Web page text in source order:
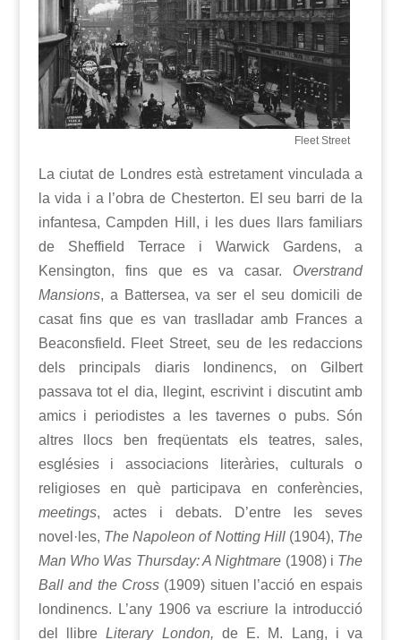
Fleet Street
La ciutat de Londres està estretament vinculada a
la vida i a l’obra de Chesterton. El seu barri de la
infantesa, Campden Hill, i les dues llars familiars
de Sheffield Terrace i Warwick Gardens, a
Kensington, fins que es va casar. Overstrand
Mansions, a Battersea, va ser el seu domicili de
casat fins que es van traslladar amb Frances a
Beaconsfield. Fleet Street, seu de les redaccions
dels principals diaris londinencs, on Gilbert
passava tot el dia, llegint, escrivint i discutint amb
amics i periodistes a les tavernes o pubs. Són
altres llocs ben freqüentats els teatres, sales,
esglésies i associacions literàries, culturals o
religioses en què participava en conferències,
meetings, actes i debats. D’entre les seves
novel·les, The Napoleon of Notting Hill(1904), The
Man Who Was Thursday: A Nightmare (1908) i The
Ball and the Cross (1909) situen l’acció en espais
londinencs. L’any 1906 va escriure la introducció
del llibreLiterary London, de E. M. Lang, i va